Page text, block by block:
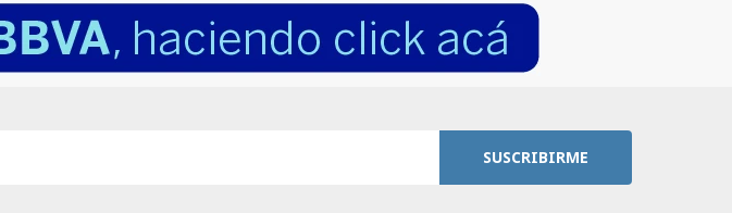
SUSCRIBIRME